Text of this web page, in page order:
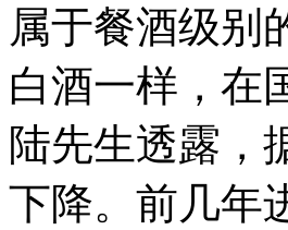
属于餐酒级别
白酒一样，在
陆先生透露，
下降。前几年